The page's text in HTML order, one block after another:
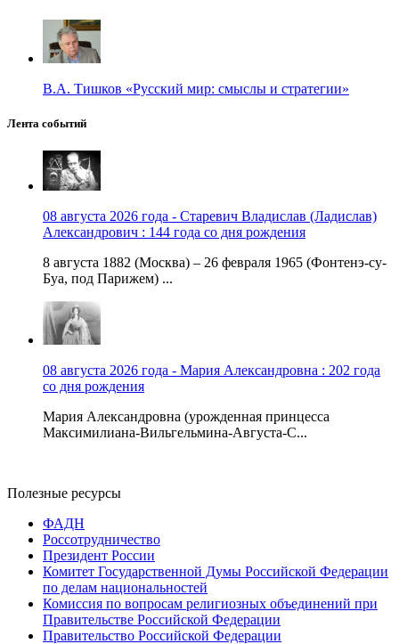
В.А. Тишков «Русский мир: смыслы и стратегии»
Лента событий
08 августа 2026 года - Старевич Владислав (Ладислав)
Александрович : 144 года со дня рождения
8 августа 1882 (Москва) – 26 февраля 1965 (Фонтенэ-су-
Буа, под Парижем) ...
08 августа 2026 года - Мария Александровна : 202 года
со дня рождения
Мария Александровна (урожденная принцесса
Максимилиана-Вильгельмина-Августа-С...
Полезные ресурсы
ФАДН
Россотрудничество
Президент России
Комитет Государственной Думы Российской Федерации
по делам национальностей
Комиссия по вопросам религиозных объединений при
Правительстве Российской Федерации
Правительство Российской Федерации